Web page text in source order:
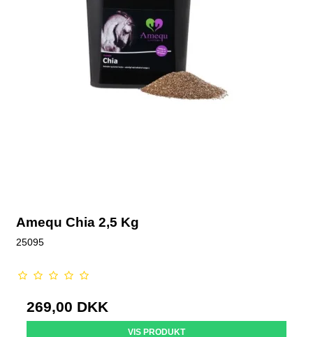
Amequ Chia 2,5 Kg
25095
269,00 DKK
VIS PRODUKT